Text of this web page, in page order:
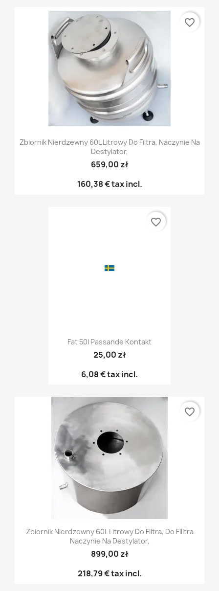
Zbiornik Nierdzewny 60L Litrowy Do Filtra, Naczynie Na
Destylator,
659,00 zł
160,38 €tax incl.
favorite_border
Fat 50l Passande Kontakt
25,00 zł
6,08 €tax incl.
favorite_border
Zbiornik Nierdzewny 60L Litrowy Do Filtra, Do Filitra
Naczynie Na Destylator,
899,00 zł
218,79 €tax incl.
favorite_border